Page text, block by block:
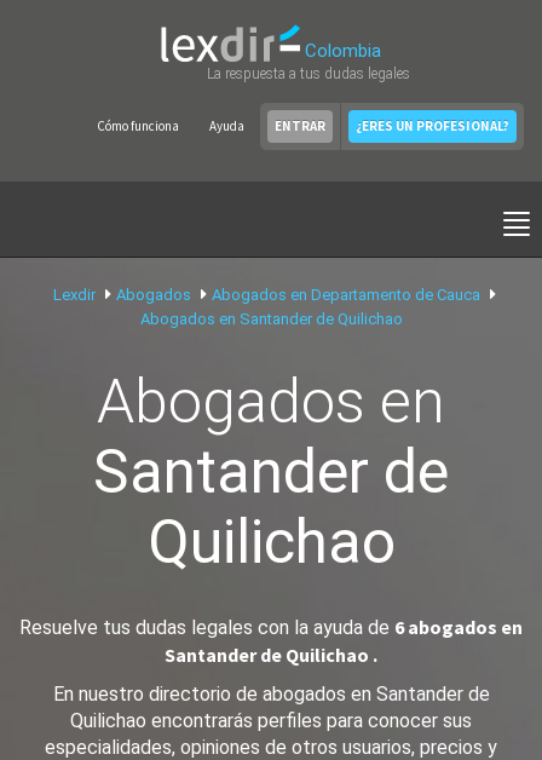
Colombia
La respuesta a tus dudas legales
Cómo funciona Ayuda ENTRAR ¿ERES UN PROFESIONAL?
Lexdir Abogados
Abogados en Departamento de Cauca
Abogados en Santander de Quilichao
Abogados en
Santander de
Quilichao
Resuelve tus dudas legales con la ayuda de 6 abogados en
Santander de Quilichao .
En nuestro directorio de abogados en Santander de
Quilichao encontrarás perfiles para conocer sus
especialidades, opiniones de otros usuarios, precios y